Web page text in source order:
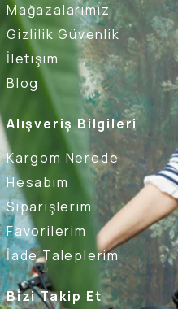
Mağazalarımız
Gizlilik Güvenlik
İletişim
Blog
Alışveriş Bilgileri
Kargom Nerede
Hesabım
Siparişlerim
Favorilerim
İade Taleplerim
Bizi Takip Et